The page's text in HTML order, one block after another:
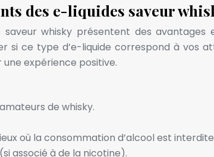
des e-liquides saveur
whisky présentent des
si ce type d’e-liquide correspond à vos
expérience positive.
de whisky.
où la consommation d’alcool est
associé à de la nicotine).